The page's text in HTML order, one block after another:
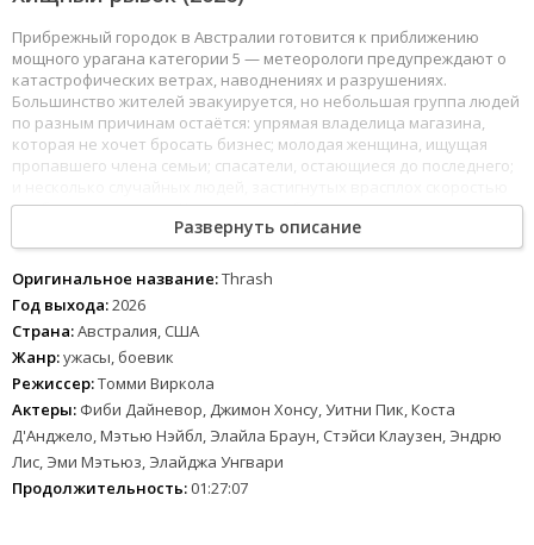
Прибрежный городок в Австралии готовится к приближению
мощного урагана категории 5 — метеорологи предупреждают о
катастрофических ветрах, наводнениях и разрушениях.
Большинство жителей эвакуируется, но небольшая группа людей
по разным причинам остаётся: упрямая владелица магазина,
которая не хочет бросать бизнес; молодая женщина, ищущая
пропавшего члена семьи; спасатели, остающиеся до последнего;
приближения стихии. Когда ураган обрушивается на город,
масштаб бедствия превосходит все прогнозы — штормовой
прилив затапливает улицы, превращая город в хаотичный
водный лабиринт. Но вода приносит не только разрушения:
вместе с океанскими волнами в затопленные улицы врываются
голодные акулы — от относительно небольших до массивных
хищников, которых прилив выбросил далеко за пределы их
обычной среды обитания.
Выжившие оказываются в ловушке в затопленном городе, где
каждый шаг по воде может быть последним. Акулы,
дезориентированные и агрессивные, охотятся в мутной воде
улиц, домов и торговых центров. Группа незнакомцев вынуждена
объединиться, чтобы выжить: они перебираются с крыши на
Развернуть описание
Оригинальное название:Thrash
Год выхода:2026
Страна:Австралия, США
Жанр:ужасы, боевик
Режиссер:Томми Виркола
Актеры: Фиби Дайневор, Джимон Хонсу, Уитни Пик, Коста
Д'Анджело, Мэтью Нэйбл, Элайла Браун, Стэйси Клаузен, Эндрю
Лис, Эми Мэтьюз, Элайджа Унгвари
Продолжительность:01:27:07